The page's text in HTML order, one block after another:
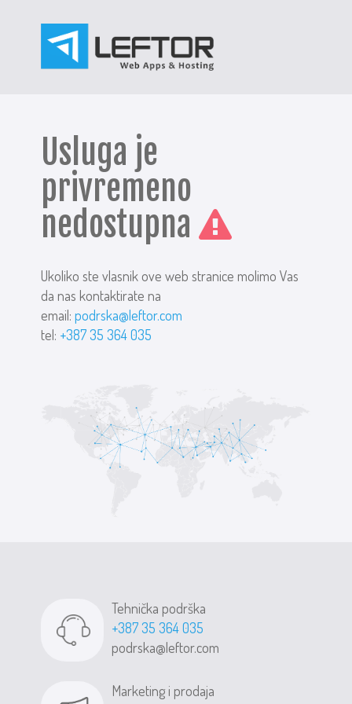
Usluga je
privremeno
nedostupna
Ukoliko ste vlasnik ove web stranice molimo Vas
da nas kontaktirate na
email:podrska@leftor.com
tel: +387 35 364 035
Tehnička podrška
+387 35 364 035
podrska@leftor.com
Marketing i prodaja